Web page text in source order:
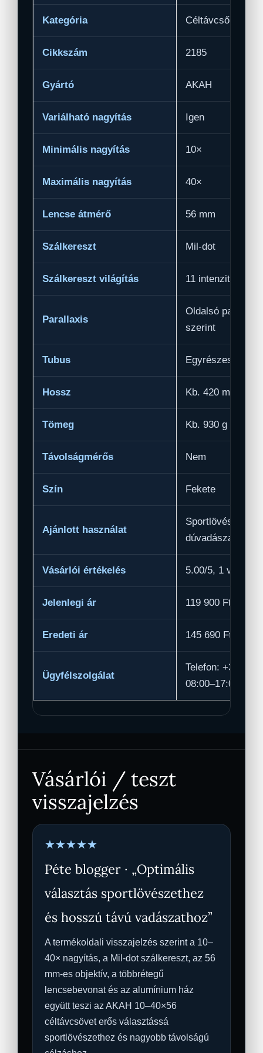
Kategória Céltávcső
Cikkszám 2185
Gyártó AKAH
Variálható nagyítás Igen
Minimális nagyítás 10×
Maximális nagyítás 40×
Lencse átmérő 56 mm
Szálkereszt Mil-dot
Szálkereszt világítás 11 intenzitási
Parallaxis
Oldalsó
szerint
Tubus Egyrészes, 30
Hossz Kb. 420 mm
Tömeg Kb. 930 g
Távolságmérős Nem
Szín Fekete
Ajánlott használat
Sportlövészet,
dúvadászat a
Vásárlói értékelés 5.00/5, 1
Jelenlegi ár 119 900 Ft
Eredeti ár 145 690 Ft
Ügyfélszolgálat
Telefon: +36 20
08:00–17:00
Vásárlói / teszt
visszajelzés
★★★★★
Péte blogger · „Optimális
választás sportlövészethez
és hosszú távú vadászathoz”
A termékoldali visszajelzés szerint a 10–
40× nagyítás, a Mil-dot szálkereszt, az 56
mm-es objektív, a többrétegű
lencsebevonat és az alumínium ház
együtt teszi az AKAH 10–40×56
céltávcsövet erős választássá
sportlövészethez és nagyobb távolságú